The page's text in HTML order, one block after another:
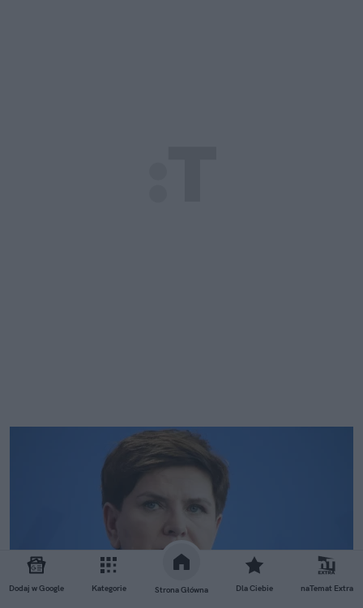
Dodaj w Google Kategorie Strona Główna Dla Ciebie naTemat Extra